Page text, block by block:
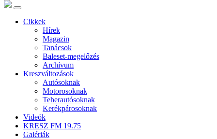
Cikkek
Hírek
Magazin
Tanácsok
Baleset-megelőzés
Archívum
Kreszváltozások
Autósoknak
Motorosoknak
Teherautósoknak
Kerékpárosoknak
Videók
KRESZ FM 19.75
Galériák